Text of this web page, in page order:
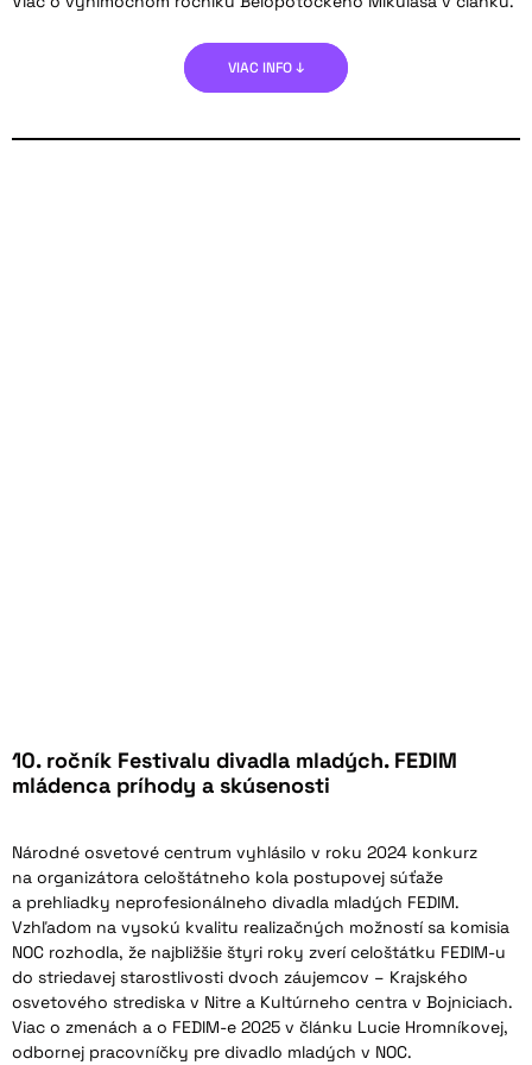
VIAC INFO ↓
10. ročník Festivalu divadla mladých. FEDIM
mládenca príhody a skúsenosti
Národné osvetové centrum vyhlásilo v roku 2024 konkurz
na organizátora celoštátneho kola postupovej súťaže
a prehliadky neprofesionálneho divadla mladých FEDIM.
Vzhľadom na vysokú kvalitu realizačných možností sa komisia
NOC rozhodla, že najbližšie štyri roky zverí celoštátku FEDIM-u
do striedavej starostlivosti dvoch záujemcov – Krajského
osvetového strediska v Nitre a Kultúrneho centra v Bojniciach.
Viac o zmenách a o FEDIM-e 2025 v článku Lucie Hromníkovej,
odbornej pracovníčky pre divadlo mladých v NOC.